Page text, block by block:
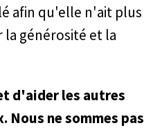
afin qu'elle n'ait plus
la générosité et la
d'aider les autres
ne sommes pas